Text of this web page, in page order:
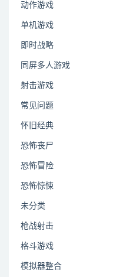
动作游戏
单机游戏
即时战略
同屏多人游戏
射击游戏
常见问题
怀旧经典
恐怖丧尸
恐怖冒险
恐怖惊悚
未分类
枪战射击
格斗游戏
模拟器整合